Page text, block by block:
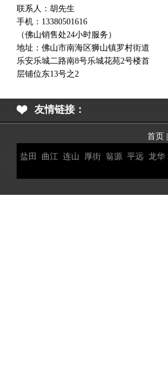
联系人：胡先生
手机：13380501616
（佛山销售处24小时服务）
地址： 佛山市南海区狮山镇罗村街道
乐安乐城二路南8号乐城花苑2号楼首
层铺位东13号之2
友情链接：
首页|
盐田 曲江 连山 厚街 翁源 平远 龙华